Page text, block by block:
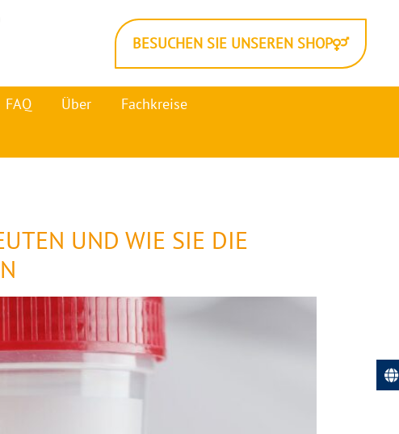
BESUCHEN SIE UNSEREN SHOP
FAQ Über
Fachkreise
UND WIE SIE DIE